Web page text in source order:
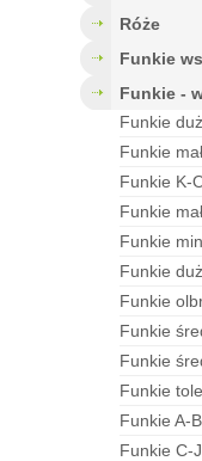
róże
funkie
funkie -
funkie
funkie
funkie K-
funkie
funkie
funkie
funkie
funkie
funkie
funkie
funkie A-B
funkie C-J